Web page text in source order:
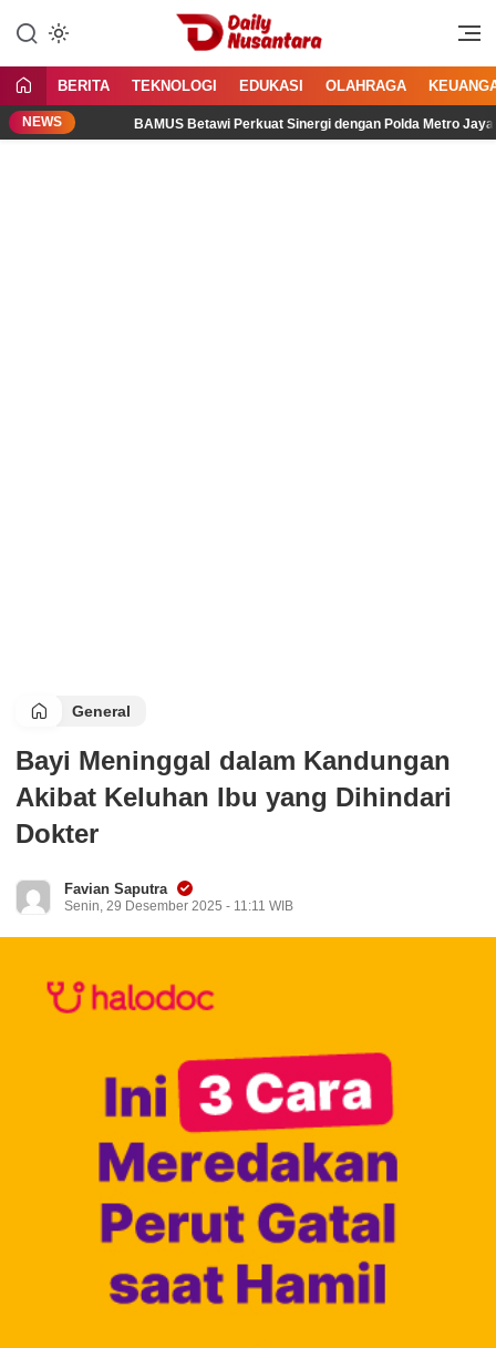
konten
Daily Nusantara
Menyajikan Fakta, Menginspirasi
BERITA TEKNOLOGI EDUKASI OLAHRAGA
NEWS BAMUS Betawi Perkuat Sinergi dengan Polda Metro Jaya,
General
Bayi Meninggal dalam Kandungan
Akibat Keluhan Ibu yang Dihindari
Dokter
Favian Saputra
Senin, 29 Desember 2025 - 11:11 WIB